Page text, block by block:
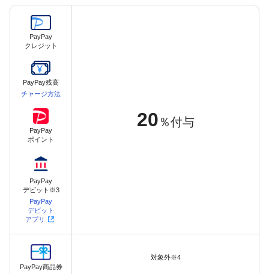
PayPay
クレジット
PayPay残高
チャージ方法
PayPay
ポイント
PayPay
デビット※3
PayPay
デビット
アプリ
20 ％付与
PayPay商品券
対象外※4